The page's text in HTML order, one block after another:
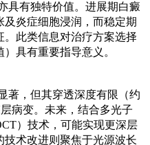
具有独特价值。进展期白癜
炎症细胞浸润，而稳定期
。此类信息对治疗方案选择
具有重要指导意义。
著，但其穿透深度有限（约
病变。未来，结合多光子
）技术，可能实现更深层
术改进则聚焦于光源波长